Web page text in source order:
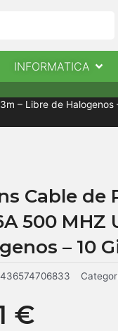
CONTACTO
INFORMATICA
– Libre de Halogenos
Cable de
500 MHZ
– 10
€